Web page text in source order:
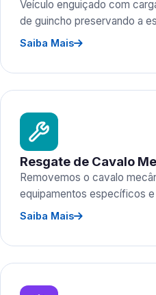
Veículo enguiçado com
de guincho preservando a
Saiba Mais
Resgate de Cavalo
Removemos o cavalo
equipamentos específicos
Saiba Mais